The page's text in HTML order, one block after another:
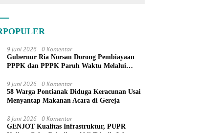
9 Juni 2026 0 Komentar
Gubernur Ria Norsan Dorong Pembiayaan
PPPK dan PPPK Paruh Waktu Melalui
9 Juni 2026 0 Komentar
58 Warga Pontianak Diduga Keracunan Usai
Menyantap Makanan Acara di Gereja
8 Juni 2026 0 Komentar
GENJOT Kualitas Infrastruktur, PUPR